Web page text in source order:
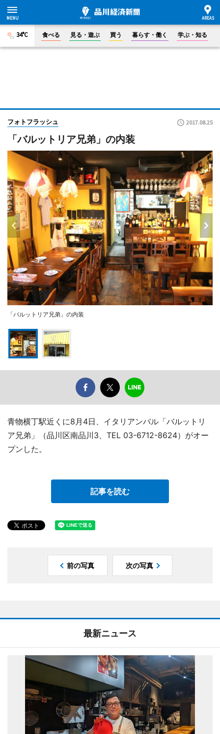
34°C 食べる 見る・遊ぶ 買う 暮らす・働く 学ぶ・知る
フォトフラッシュ 2017.08.25
「バルットリア兄弟」の内装
「バルットリア兄弟」の内装
青物横丁駅近くに8月4日、イタリアンバル「バルットリ
ア兄弟」（品川区南品川3、TEL 03-6712-8624）がオー
プンした。
記事を読む
前の写真 次の写真
最新ニュース